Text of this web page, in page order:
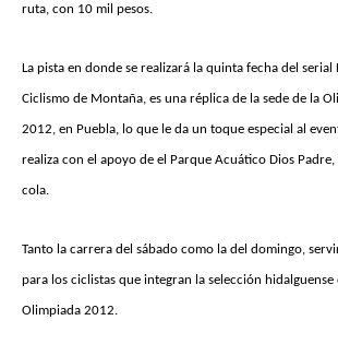
ruta, con 10 mil pesos.
La pista en donde se realizará la quinta fecha del serial
Ciclismo de Montaña, es una réplica de la sede de la
2012, en Puebla, lo que le da un toque especial al
realiza con el apoyo de el Parque Acuático Dios Padre,
cola.
Tanto la carrera del sábado como la del domingo,
para los ciclistas que integran la selección
Olimpiada 2012.